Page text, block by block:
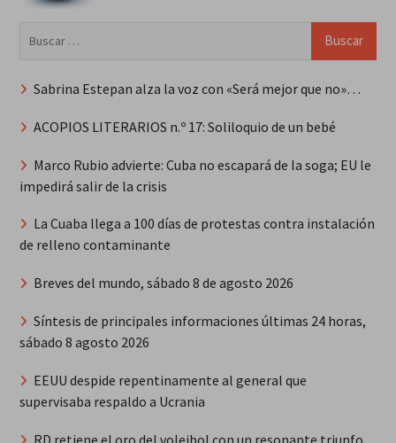
Sabrina Estepan alza la voz con «Será mejor que no»…
ACOPIOS LITERARIOS n.º 17: Soliloquio de un bebé
Marco Rubio advierte: Cuba no escapará de la soga; EU le
impedirá salir de la crisis
La Cuaba llega a 100 días de protestas contra instalación
de relleno contaminante
Breves del mundo, sábado 8 de agosto 2026
Síntesis de principales informaciones últimas 24 horas,
sábado 8 agosto 2026
EEUU despide repentinamente al general que
supervisaba respaldo a Ucrania
RD retiene el oro del voleibol con un resonante triunfo